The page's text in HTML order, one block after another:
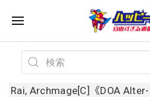
Rai, Archmage[C]《DOA Alter-